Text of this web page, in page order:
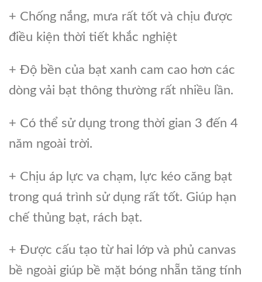
+ Chống nắng, mưa rất tốt và chịu được
điều kiện thời tiết khắc nghiệt
+ Độ bền của bạt xanh cam cao hơn các
dòng vải bạt thông thường rất nhiều lần.
+ Có thể sử dụng trong thời gian 3 đến 4
năm ngoài trời.
+ Chịu áp lực va chạm, lực kéo căng bạt
trong quá trình sử dụng rất tốt. Giúp hạn
chế thủng bạt, rách bạt.
+ Được cấu tạo từ hai lớp và phủ canvas
bề ngoài giúp bề mặt bóng nhẵn tăng tính